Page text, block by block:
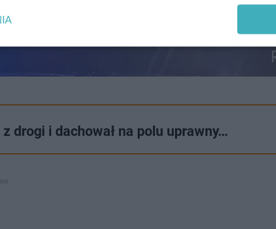
drogi i dachował na polu uprawny…